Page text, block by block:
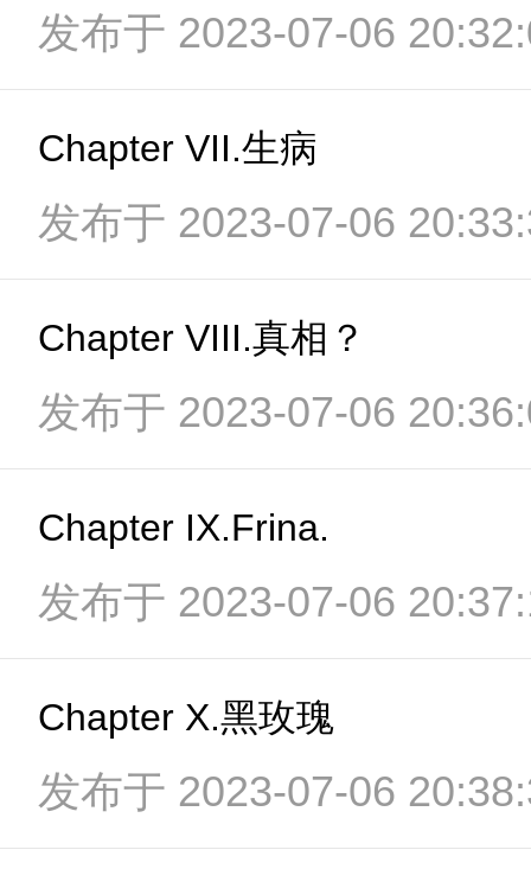
发布于 2023-07-06
Chapter VII.生病
发布于 2023-07-06
Chapter VIII.真相？
发布于 2023-07-06
Chapter IX.Frina.
发布于 2023-07-06
Chapter X.黑玫瑰
发布于 2023-07-06